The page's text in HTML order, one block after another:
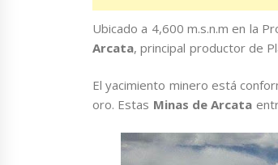
Ubicado a 4,600 m.s.n.m en la
Arcata, principal productor de
El yacimiento minero está
oro. Estas Minas de Arcata